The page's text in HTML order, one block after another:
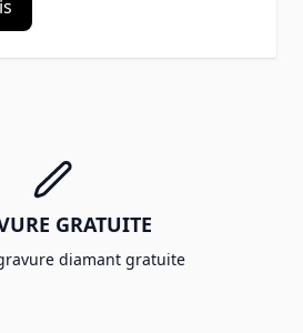
GRATUITE
diamant gratuite